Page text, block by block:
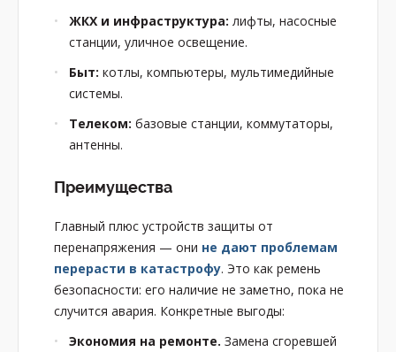
ЖКХ и инфраструктура: лифты, насосные
станции, уличное освещение.
Быт: котлы, компьютеры, мультимедийные
системы.
Телеком: базовые станции, коммутаторы,
антенны.
Преимущества
Главный плюс устройств защиты от
перенапряжения — они не дают проблемам
перерасти в катастрофу. Это как ремень
безопасности: его наличие не заметно, пока не
случится авария. Конкретные выгоды:
Экономия на ремонте. Замена сгоревшей